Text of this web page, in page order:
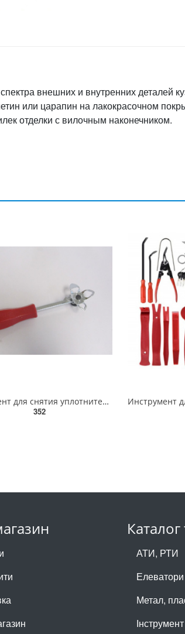
внешних и внутренних деталей
или царапин на лакокрасочном
отделки с вилочным наконечником.
Инструмент для снятия уплотнителя со стекла 119492
352
Каталог
АТИ, РТИ
Елеватори
Метал,
Інструмент